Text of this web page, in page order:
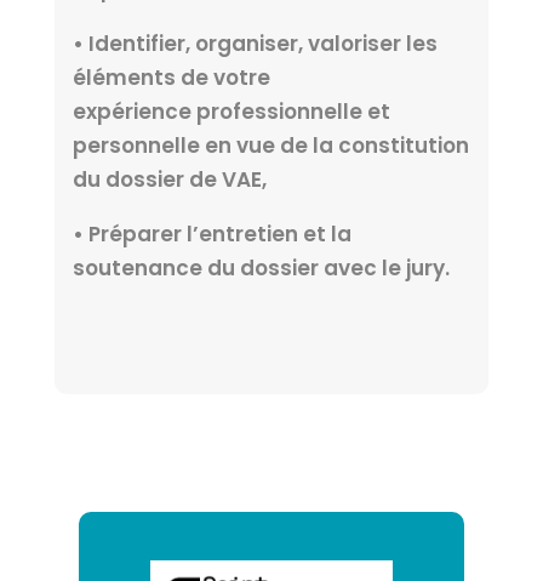
• Identifier, organiser, valoriser les
éléments de votre
expérience professionnelle et
personnelle en vue de la constitution
du dossier de VAE,
• Préparer l’entretien et la
soutenance du dossier avec le jury.